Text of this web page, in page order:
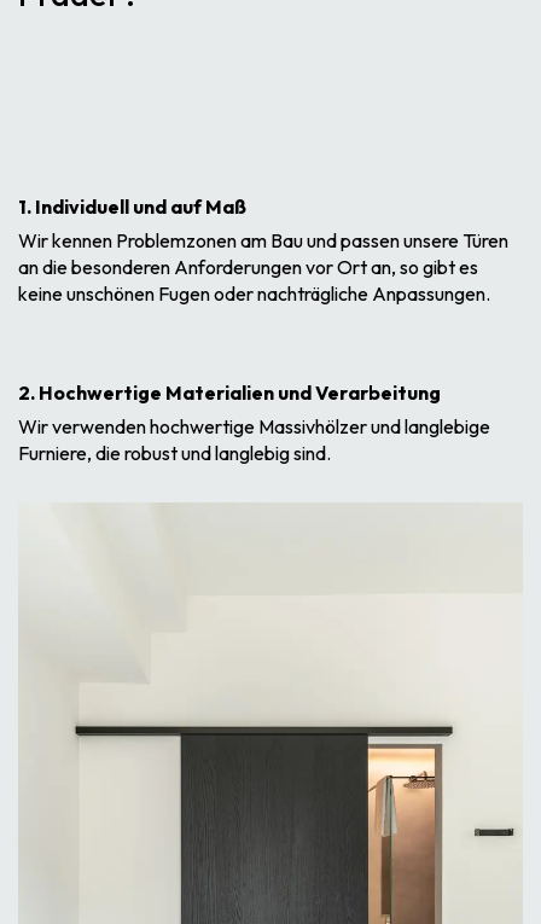
1. Individuell und auf Maß
Wir kennen Problemzonen am Bau und passen unsere Türen
an die besonderen Anforderungen vor Ort an, so gibt es
keine unschönen Fugen oder nachträgliche Anpassungen.
2. Hochwertige Materialien und Verarbeitung
Wir verwenden hochwertige Massivhölzer und langlebige
Furniere, die robust und langlebig sind.